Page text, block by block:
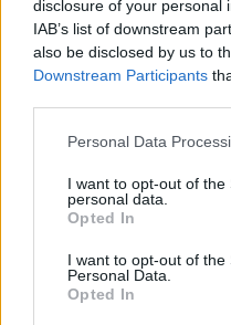
disclosure of your personal
IAB’s list of downstream
also be disclosed by us to
Downstream Participants
Please note that this
not limited to your visit or
grant or deny consent to
use your data for below
consent section.
Personal Data
I want to opt-out of the
personal data.
Opted In
I want to opt-out of the
Personal Data.
Opted In
Lezárt PIN
Csizmazia Darab István [Rambo]